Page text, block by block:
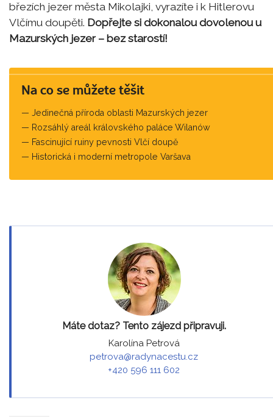
březích jezer města Mikolajki, vyrazíte i k Hitlerovu
Vlčímu doupěti. Dopřejte si dokonalou dovolenou u
Mazurských jezer – bez starostí!
Na co se můžete těšit
Jedinečná příroda oblasti Mazurských jezer
Rozsáhlý areál královského paláce Wilanów
Fascinující ruiny pevnosti Vlčí doupě
Historická i moderní metropole Varšava
Máte dotaz? Tento zájezd připravuji.
Karolína Petrová
petrova@radynacestu.cz
+420 596 111 602